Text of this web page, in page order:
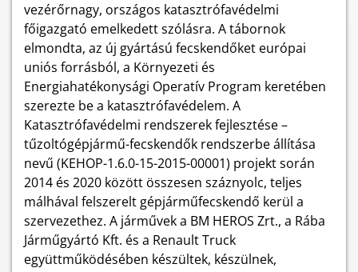
vezérőrnagy, országos katasztrófavédelmi
főigazgató emelkedett szólásra. A tábornok
elmondta, az új gyártású fecskendőket európai
uniós forrásból, a Környezeti és
Energiahatékonysági Operatív Program keretében
szerezte be a katasztrófavédelem. A
Katasztrófavédelmi rendszerek fejlesztése –
tűzoltógépjármű-fecskendők rendszerbe állítása
nevű (KEHOP-1.6.0-15-2015-00001) projekt során
2014 és 2020 között összesen száznyolc, teljes
málhával felszerelt gépjárműfecskendő kerül a
szervezethez. A járművek a BM HEROS Zrt., a Rába
Járműgyártó Kft. és a Renault Truck
együttműködésében készültek, készülnek,